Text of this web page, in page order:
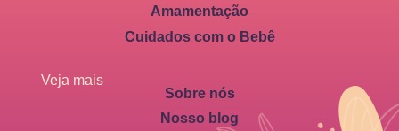
Amamentação
Cuidados com o Bebê
Veja mais
Sobre nós
Nosso blog